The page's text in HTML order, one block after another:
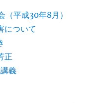
（平成30年8月）
について
正
義